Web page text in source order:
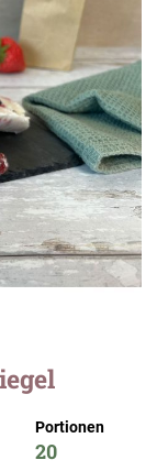
Portionen
20